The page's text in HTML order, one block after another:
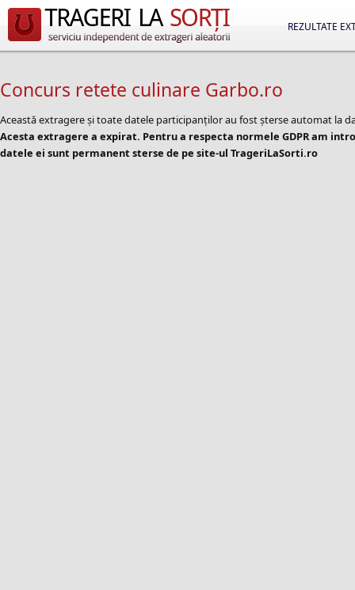
REZULTATE
Concurs retete culinare Garbo.ro
Această extragere și toate datele participanților au fost șterse automat la
Acesta extragere a expirat. Pentru a respecta normele GDPR am
datele ei sunt permanent sterse de pe site-ul TrageriLaSorti.ro